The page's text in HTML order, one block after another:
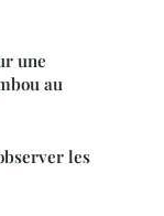
une
au
les